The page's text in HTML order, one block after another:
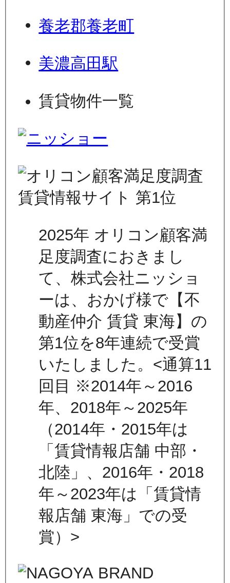
養老郡養老町
美濃高田駅
賃貸物件一覧
2025年 オリコン顧客満
足度調査におきまし
て、株式会社ニッショ
ーは、おかげ様で【不
動産仲介 賃貸 東海】の
第1位を8年連続で受賞
いたしました。<通算11
回目 ※2014年～2016
年、2018年～2025年
（2014年・2015年は
「賃貸情報店舗 中部・
北陸」、2016年・2018
年～2023年は「賃貸情
報店舗 東海」での受
賞）>